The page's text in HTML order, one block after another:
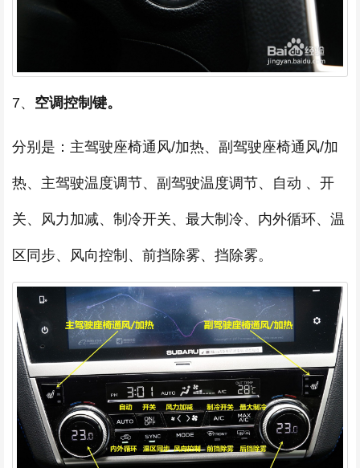
7、 空调控制键。
分别是：主驾驶座椅通风/加热、副驾驶座椅通风/加
热、主驾驶温度调节、副驾驶温度调节、自动 、开
关、风力加减、制冷开关、最大制冷、内外循环、温
区同步、风向控制、前挡除雾、挡除雾。